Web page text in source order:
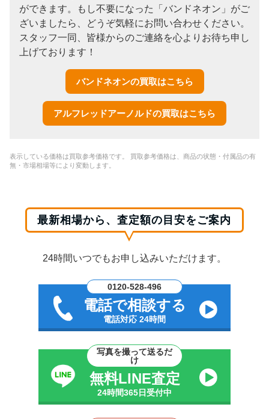
ができます。もし不要になった「バンドネオン」がご
ざいましたら、どうぞ気軽にお問い合わせください。
スタッフ一同、皆様からのご連絡を心よりお待ち申し
上げております！
バンドネオンの買取はこちら
アルフレッドアーノルドの買取はこちら
表示している価格は買取参考価格です。 買取参考価格は、商品の状態・付属品の有
無・市場相場等により変動します。
最新相場から、査定額の目安をご案内
24時間いつでもお申し込みいただけます。
0120-528-496
電話で相談する
電話対応 24時間
写真を撮って送るだ
け
無料LINE査定
24時間365日受付中